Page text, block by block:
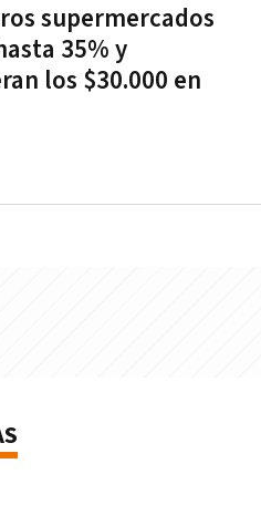
supermercados
35% y
los $30.000 en